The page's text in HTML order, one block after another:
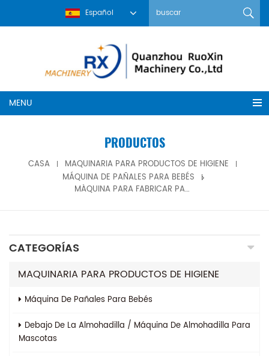
Español
MENU
PRODUCTOS
CASA
MAQUINARIA PARA PRODUCTOS DE HIGIENE
MÁQUINA DE PAÑALES PARA BEBÉS
MÁQUINA PARA FABRICAR PAÑALES PARA BEBÉS DE ALTA VELOCIDAD COMPLETAMENTE AUTOMÁTICA CON CERTIFICADO CE
CATEGORÍAS
MAQUINARIA PARA PRODUCTOS DE HIGIENE
Máquina De Pañales Para Bebés
Debajo De La Almohadilla / Máquina De Almohadilla Para
Mascotas